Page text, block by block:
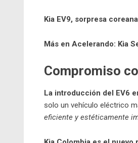
Kia EV9, sorpresa
Más en Acelerando: Kia
Compromiso
La introducción del EV6
solo un vehículo eléctrico
eficiente y estéticamente